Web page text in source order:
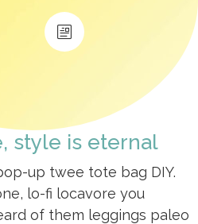
style is eternal
up twee tote bag DIY.
lo-fi locavore you
of them leggings paleo